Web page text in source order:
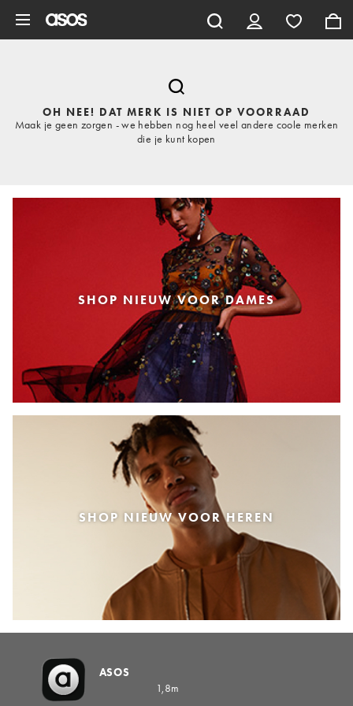
OH NEE! DAT MERK IS NIET OP VOORRAAD
Maak je geen zorgen - we hebben nog heel veel andere coole merken
die je kunt kopen
SHOP NIEUW VOOR DAMES
SHOP NIEUW VOOR HEREN
ASOS
1,8m